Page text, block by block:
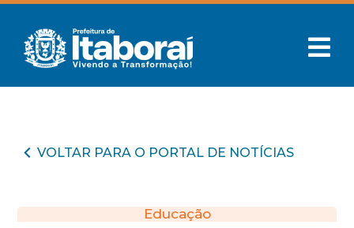
VOLTAR PARA O PORTAL DE NOTÍCIAS
Educação